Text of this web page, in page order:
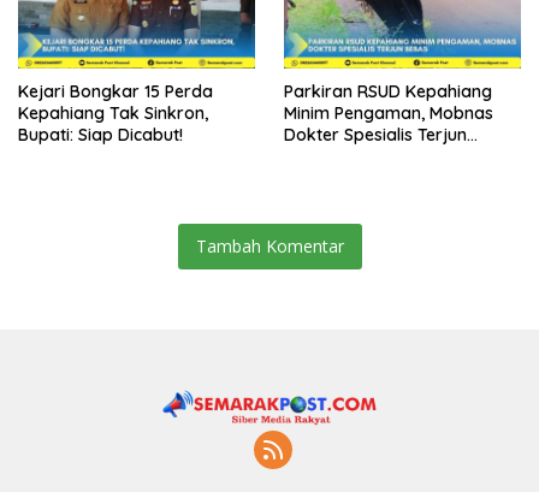
Kejari Bongkar 15 Perda
Kepahiang Tak Sinkron,
Bupati: Siap Dicabut!
Parkiran RSUD Kepahiang
Minim Pengaman, Mobnas
Dokter Spesialis Terjun
Tambah Komentar